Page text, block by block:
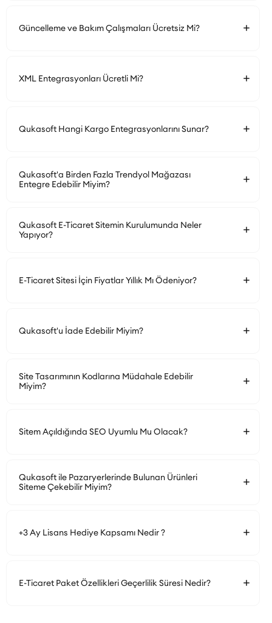
Güncelleme ve Bakım Çalışmaları Ücretsiz Mi?
XML Entegrasyonları Ücretli Mi?
Qukasoft Hangi Kargo Entegrasyonlarını Sunar?
Qukasoft'a Birden Fazla Trendyol Mağazası
Entegre Edebilir Miyim?
Qukasoft E-Ticaret Sitemin Kurulumunda Neler
Yapıyor?
E-Ticaret Sitesi İçin Fiyatlar Yıllık Mı Ödeniyor?
Qukasoft'u İade Edebilir Miyim?
Site Tasarımının Kodlarına Müdahale Edebilir
Miyim?
Sitem Açıldığında SEO Uyumlu Mu Olacak?
Qukasoft ile Pazaryerlerinde Bulunan Ürünleri
Siteme Çekebilir Miyim?
+3 Ay Lisans Hediye Kapsamı Nedir ?
E-Ticaret Paket Özellikleri Geçerlilik Süresi Nedir?